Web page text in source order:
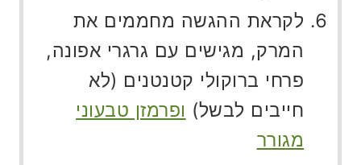
לקראת ההגשה מחממים את
המרק, מגישים עם גרגרי אפונה,
פרחי ברוקולי קטנטנים (לא
חייבים לבשל) ופרמזן טבעוני
מגורר